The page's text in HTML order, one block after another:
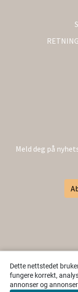
Dette nettstedet
fungere korrekt,
annonser og
Meld deg på